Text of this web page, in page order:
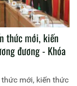
thức mới, kiến
đương - Khóa
mới, kiến thức